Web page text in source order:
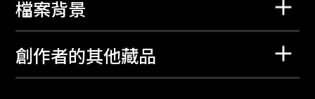
檔案背景
創作者的其他藏品